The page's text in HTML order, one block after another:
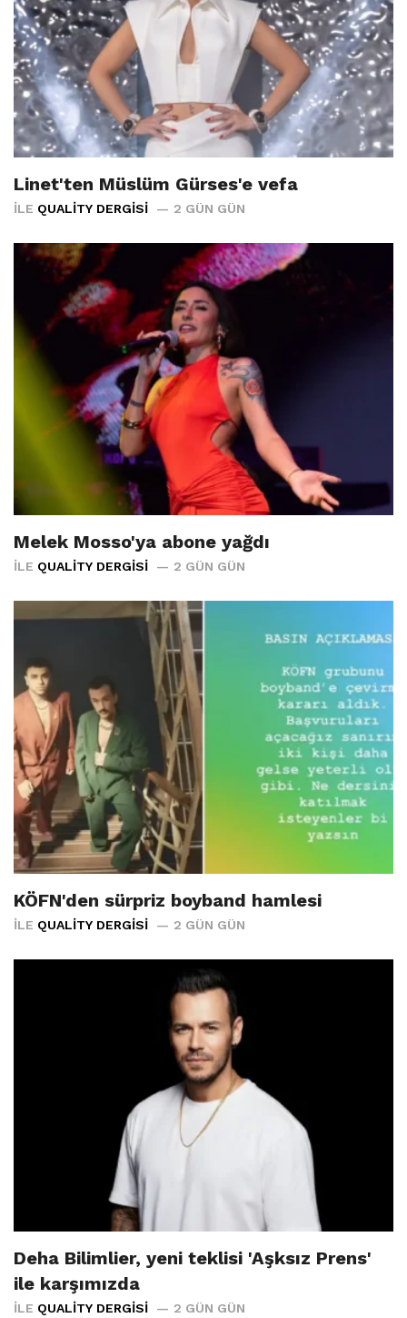
Linet'ten Müslüm Gürses'e vefa
İLE QUALITY DERGISI 2 GÜN GÜN
Melek Mosso'ya abone yağdı
İLE QUALITY DERGISI 2 GÜN GÜN
KÖFN'den sürpriz boyband hamlesi
İLE QUALITY DERGISI 2 GÜN GÜN
Deha Bilimlier, yeni teklisi 'Aşksız Prens'
ile karşımızda
İLE QUALITY DERGISI 2 GÜN GÜN